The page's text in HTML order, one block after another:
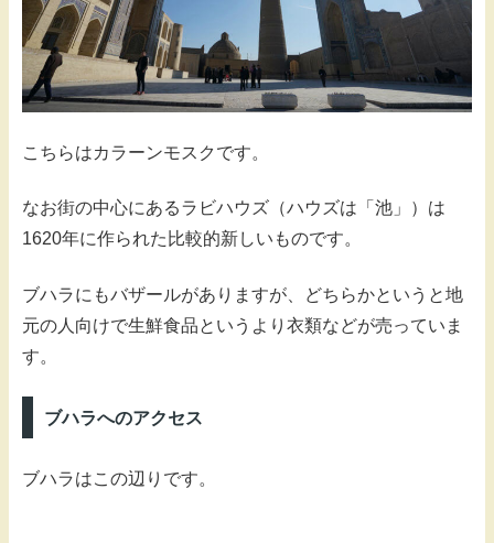
こちらはカラーンモスクです。
なお街の中心にあるラビハウズ（ハウズは「池」）は
1620年に作られた比較的新しいものです。
ブハラにもバザールがありますが、どちらかというと地
元の人向けで生鮮食品というより衣類などが売っていま
す。
ブハラへのアクセス
ブハラはこの辺りです。